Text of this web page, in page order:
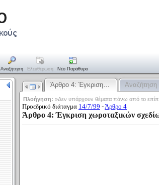
Αναζήτηση Ελευθέρωση Νέο Παράθυρο
Άρθρο 4: Έγκριση… Αναζήτηση